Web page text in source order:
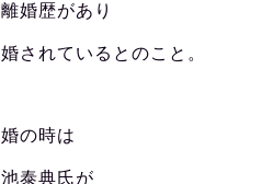
婚歴があり
されているとのこと。
の時は
泰典氏が